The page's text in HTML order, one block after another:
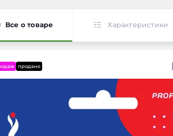
Все о товаре Характеристики
продано